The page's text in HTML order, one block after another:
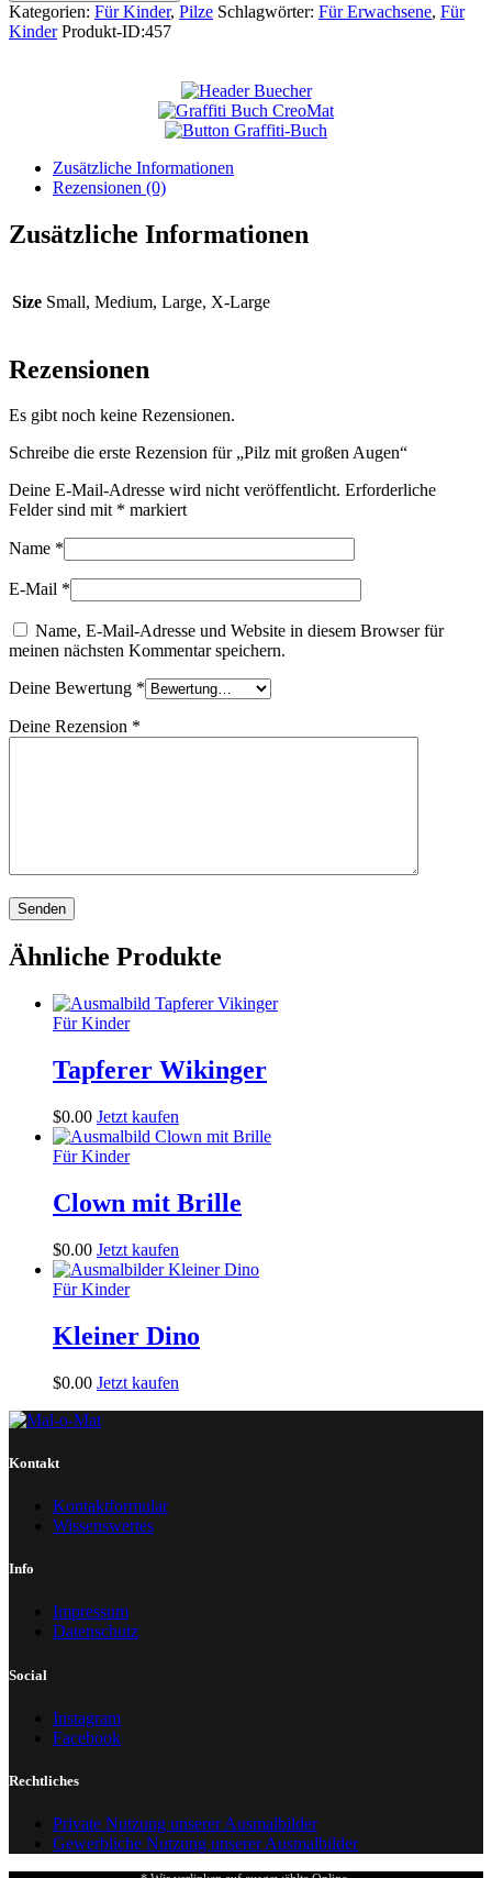
Kategorien: Für Kinder, Pilze Schlagwörter: Für Erwachsene, Für
Kinder Produkt-ID:457
Zusätzliche Informationen
Rezensionen (0)
Zusätzliche Informationen
Size Small, Medium, Large, X-Large
Rezensionen
Es gibt noch keine Rezensionen.
Schreibe die erste Rezension für „Pilz mit großen Augen“
Deine E-Mail-Adresse wird nicht veröffentlicht. Erforderliche
Felder sind mit * markiert
Name *
E-Mail *
Name, E-Mail-Adresse und Website in diesem Browser für
meinen nächsten Kommentar speichern.
Deine Bewertung *
Deine Rezension *
Ähnliche Produkte
Für Kinder
Tapferer Wikinger
$0.00 Jetzt kaufen
Für Kinder
Clown mit Brille
$0.00 Jetzt kaufen
Für Kinder
Kleiner Dino
$0.00 Jetzt kaufen
Kontakt
Kontaktformular
Wissenswertes
Info
Impressum
Datenschutz
Social
Instagram
Facebook
Rechtliches
Private Nutzung unserer Ausmalbilder
Gewerbliche Nutzung unserer Ausmalbilder